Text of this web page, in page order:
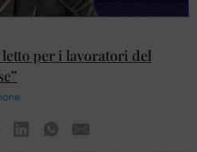
per i lavoratori del